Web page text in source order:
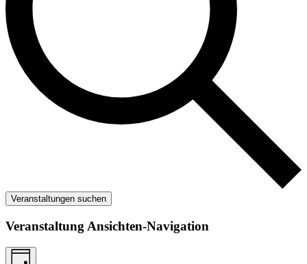
Veranstaltungen suchen
Veranstaltung Ansichten-Navigation